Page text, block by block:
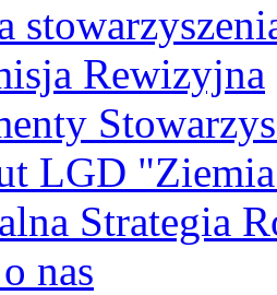
Rewizyjna
LGD
Strategia
nas